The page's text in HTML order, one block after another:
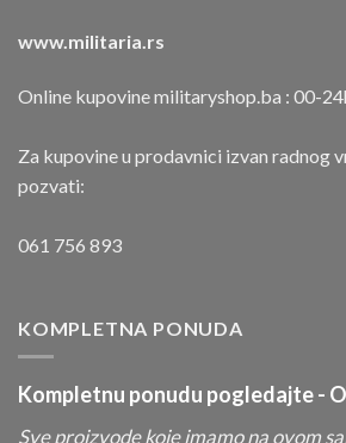
www.militaria.rs
Online kupovine militaryshop.ba : 00-
Za kupovine u prodavnici izvan radnog
pozvati:
061 756 893
KOMPLETNA PONUDA
Kompletnu ponudu pogledajte -
Sve proizvode koje imamo na ovom